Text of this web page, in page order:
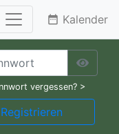
date_range Kalender
vergessen? >
Registrieren